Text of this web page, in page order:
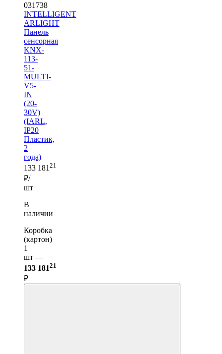
031738
INTELLIGENT
ARLIGHT
Панель
сенсорная
KNX-
113-
51-
MULTI-
V5-
IN
(20-
30V)
(IARL,
IP20
Пластик,
2
года)
133 181 21
₽/
шт
В
наличии
Коробка
(картон)
1
шт —
133 18121
₽